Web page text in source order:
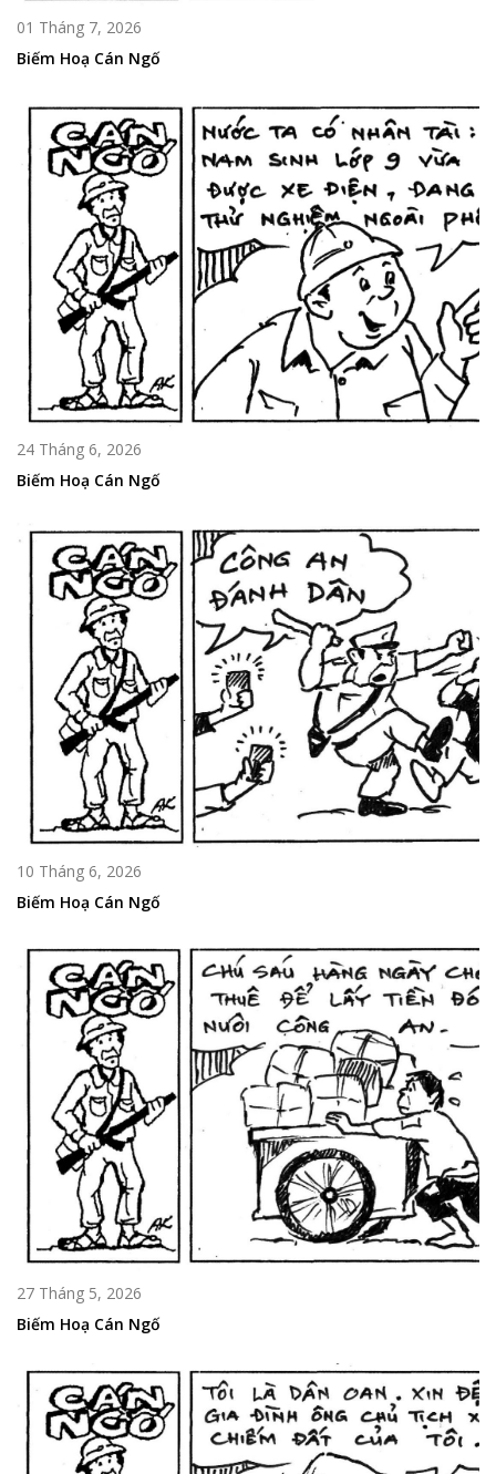
01 Tháng 7, 2026
Biếm Hoạ Cán Ngố
24 Tháng 6, 2026
Biếm Hoạ Cán Ngố
10 Tháng 6, 2026
Biếm Hoạ Cán Ngố
27 Tháng 5, 2026
Biếm Hoạ Cán Ngố